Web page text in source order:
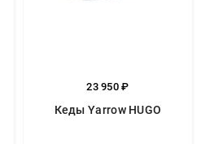
23 950 ₽
Кеды Yarrow HUGO